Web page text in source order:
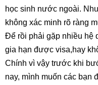
học sinh nước ngoài.
không xác minh rõ ràng
Để rồi phải gặp nhiều hệ
gia hạn được visa,hay
Chính vì vậy trước khi
nay, mình muốn các bạn